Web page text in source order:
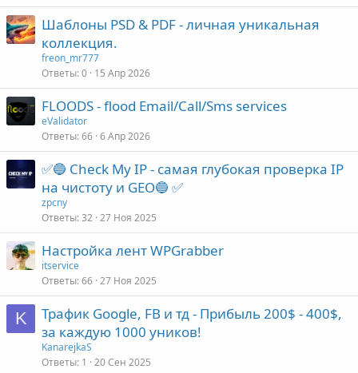
Шаблоны PSD & PDF - личная уникальная
коллекция.
freon_mr777
Ответы 0 15 Апр 2026
FLOODS - flood Email/Call/Sms services
eValidator
Ответы 66 6 Апр 2026
✅🔵 Check My IP - самая глубокая проверка IP
на чистоту и GEO🔵 ✅
zpcny
Ответы 32 27 Ноя 2025
Настройка лент WPGrabber
itservice
Ответы 66 27 Ноя 2025
K
Трафик Google, FB и тд - Прибыль 200$ - 400$,
за каждую 1000 уников!
KanarejkaS
Ответы 1 20 Сен 2025